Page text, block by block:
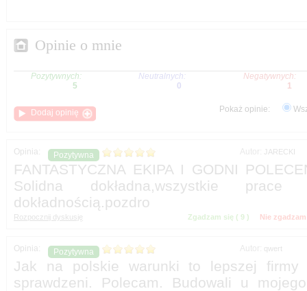
Pokaż opinie:
Autor:
FANTASTYCZNA EKIPA I GODNI
Solidna dokładna,wszystkie
Zgadzam się ( ) Nie
Autor:
Jak na polskie warunki to lepszej
sprawdzeni. Polecam. Budowali u